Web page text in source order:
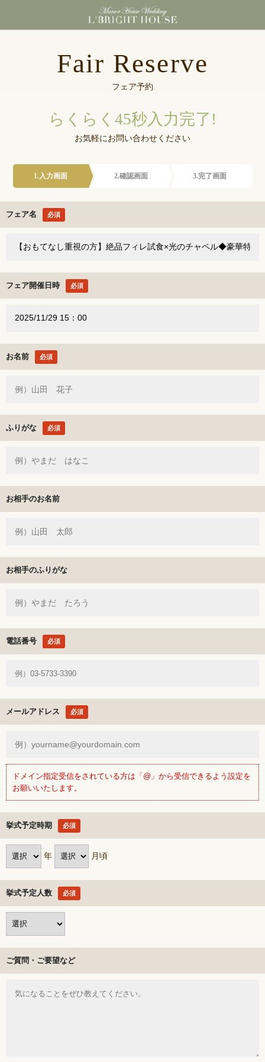
Fair Reserve
フェア予約
らくらく45秒入力完了!
お気軽にお問い合わせください
1.入力画面 2.確認画面 3.完了画面
フェア名 必須
フェア開催日時 必須
お名前 必須
ふりがな 必須
お相手のお名前
お相手のふりがな
電話番号 必須
メールアドレス 必須
ドメイン指定受信をされている方は「@」から受信できるよう設定を
お願いいたします。
挙式予定時期 必須
年 月頃
挙式予定人数 必須
ご質問・ご要望など